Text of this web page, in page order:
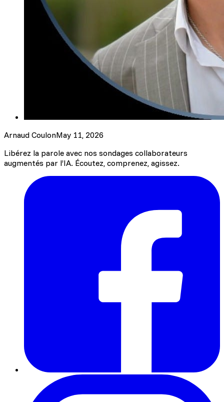
Arnaud CoulonMay 11, 2026
Libérez la parole avec nos sondages collaborateurs
augmentés par l’IA. Écoutez, comprenez, agissez.